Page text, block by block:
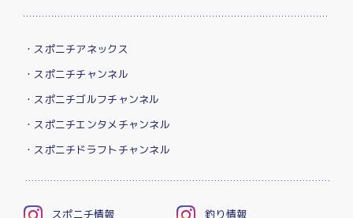
・スポニチアネックス
・スポニチチャンネル
・スポニチゴルフチャンネル
・スポニチエンタメチャンネル
・スポニチドラフトチャンネル
スポニチ情報 釣り情報